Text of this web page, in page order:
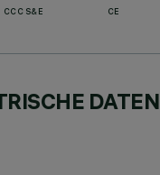
CCC S&E CE
DATEN